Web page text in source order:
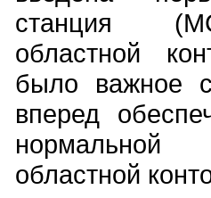
станция
областной
было важное
вперед
нормальной
областной